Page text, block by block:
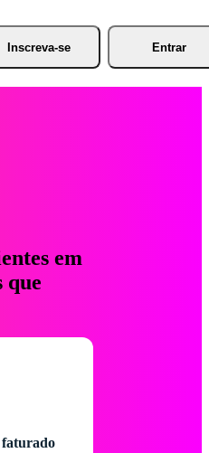
Inscreva-se Entrar
em
que
faturado